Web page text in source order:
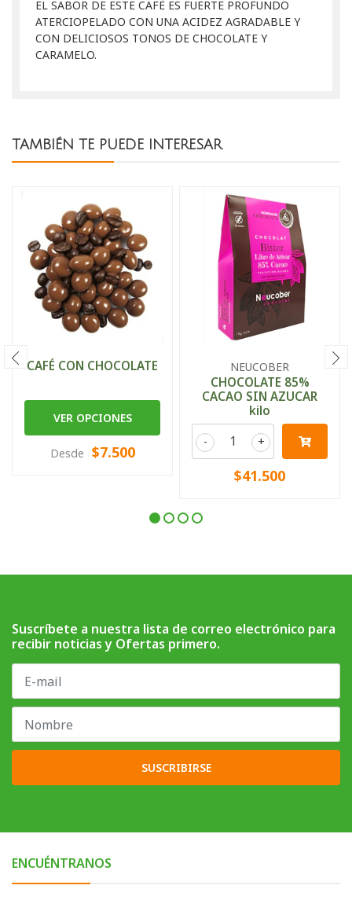
EL SABOR DE ESTE CAFÈ ES FUERTE PROFUNDO
ATERCIOPELADO CON UNA ACIDEZ AGRADABLE Y
CON DELICIOSOS TONOS DE CHOCOLATE Y
CARAMELO.
TAMBIÉN TE PUEDE INTERESAR
CAFÉ CON CHOCOLATE
VER OPCIONES
Desde $7.500
NEUCOBER
CHOCOLATE 85%
CACAO SIN AZUCAR
kilo
+
-
$41.500
Suscríbete a nuestra lista de correo electrónico para
recibir noticias y Ofertas primero.
SUSCRIBIRSE
ENCUÉNTRANOS